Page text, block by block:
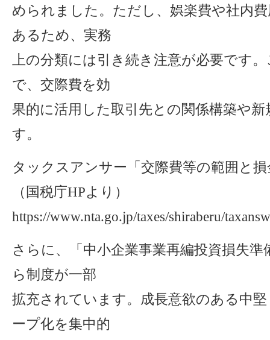
められました。ただし、娯楽費や社内
あるため、実務
上の分類には引き続き注意が必要です
で、交際費を効
果的に活用した取引先との関係構築や
す。
タックスアンサー「交際費等の範囲と
（国税庁HPより）
https://www.nta.go.jp/taxes/shiraberu/
さらに、「中小企業事業再編投資損失
ら制度が一部
拡充されています。成長意欲のある中
ープ化を集中的